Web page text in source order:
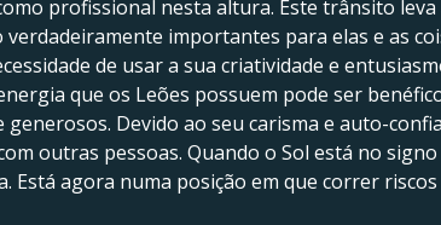
profissional nesta altura. Este trânsito
importantes para elas e as
de usar a sua criatividade e
que os Leões possuem pode ser
Devido ao seu carisma e auto-
outras pessoas. Quando o Sol está no
agora numa posição em que correr